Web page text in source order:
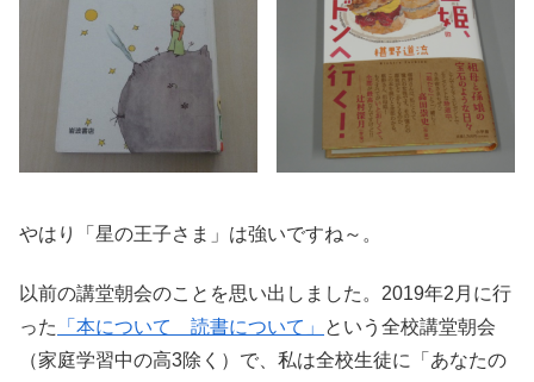
やはり「星の王子さま」は強いですね～。
以前の講堂朝会のことを思い出しました。2019年2月に行
った
「本について 読書について」
という全校講堂朝会
（家庭学習中の高3除く）で、私は全校生徒に「あなたの